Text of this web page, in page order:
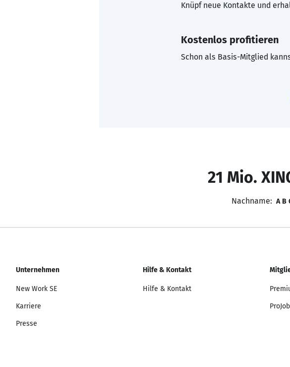
Knüpf neue Kontakte und
Kostenlos profitieren
Schon als Basis-Mitglied
21 Mio.
Nachname: A B
Unternehmen
New Work SE
Karriere
Presse
Hilfe & Kontakt
Hilfe & Kontakt